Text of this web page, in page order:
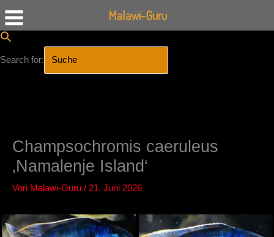
Search for:
Champsochromis caeruleus
‚Namalenje Island‘
Von Malawi-Guru / 21. Juni 2026
Malawi-Guru